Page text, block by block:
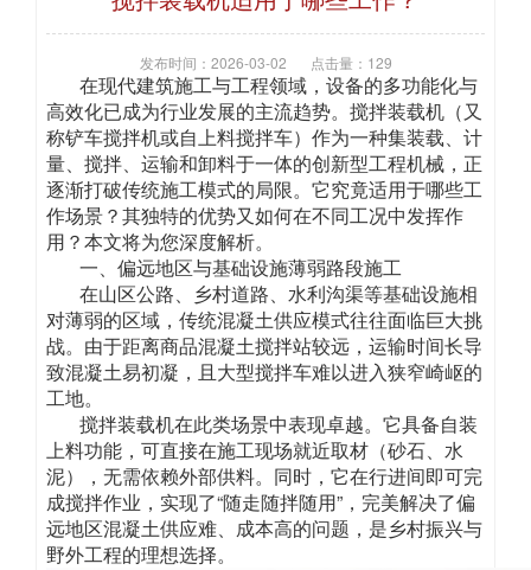
发布时间：2026-03-02 点击量：129
在现代建筑施工与工程领域，设备的多功能化与
高效化已成为行业发展的主流趋势。搅拌装载机（又
称铲车搅拌机或自上料搅拌车）作为一种集装载、计
量、搅拌、运输和卸料于一体的创新型工程机械，正
逐渐打破传统施工模式的局限。它究竟适用于哪些工
作场景？其独特的优势又如何在不同工况中发挥作
用？本文将为您深度解析。
一、偏远地区与基础设施薄弱路段施工
在山区公路、乡村道路、水利沟渠等基础设施相
对薄弱的区域，传统混凝土供应模式往往面临巨大挑
战。由于距离商品混凝土搅拌站较远，运输时间长导
致混凝土易初凝，且大型搅拌车难以进入狭窄崎岖的
工地。
搅拌装载机在此类场景中表现卓越。它具备自装
上料功能，可直接在施工现场就近取材（砂石、水
泥），无需依赖外部供料。同时，它在行进间即可完
成搅拌作业，实现了“随走随拌随用”，完美解决了偏
远地区混凝土供应难、成本高的问题，是乡村振兴与
野外工程的理想选择。